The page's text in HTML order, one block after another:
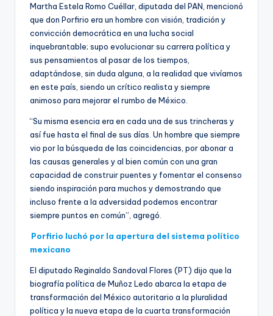
Martha Estela Romo Cuéllar, diputada del PAN, mencionó
que don Porfirio era un hombre con visión, tradición y
convicción democrática en una lucha social
inquebrantable; supo evolucionar su carrera política y
sus pensamientos al pasar de los tiempos,
adaptándose, sin duda alguna, a la realidad que vivíamos
en este país, siendo un crítico realista y siempre
animoso para mejorar el rumbo de México.
“Su misma esencia era en cada una de sus trincheras y
así fue hasta el final de sus días. Un hombre que siempre
vio por la búsqueda de las coincidencias, por abonar a
las causas generales y al bien común con una gran
capacidad de construir puentes y fomentar el consenso
siendo inspiración para muchos y demostrando que
incluso frente a la adversidad podemos encontrar
siempre puntos en común”, agregó.
Porfirio luchó por la apertura del sistema político
mexicano
El diputado Reginaldo Sandoval Flores (PT) dijo que la
biografía política de Muñoz Ledo abarca la etapa de
transformación del México autoritario a la pluralidad
política y la nueva etapa de la cuarta transformación